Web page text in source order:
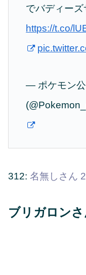
でバディーズ
https://t.co/
— ポケモン
312: 名無しさん
ブリガロン